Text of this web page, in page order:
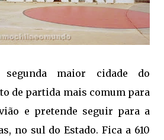
maior cidade do
de partida mais comum para
e pretende seguir para a
no sul do Estado. Fica a 610